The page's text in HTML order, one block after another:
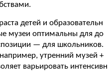
детей и образовательн
музеи оптимальны для до
— для школьников.
утренний музей +
варьировать интенсивн